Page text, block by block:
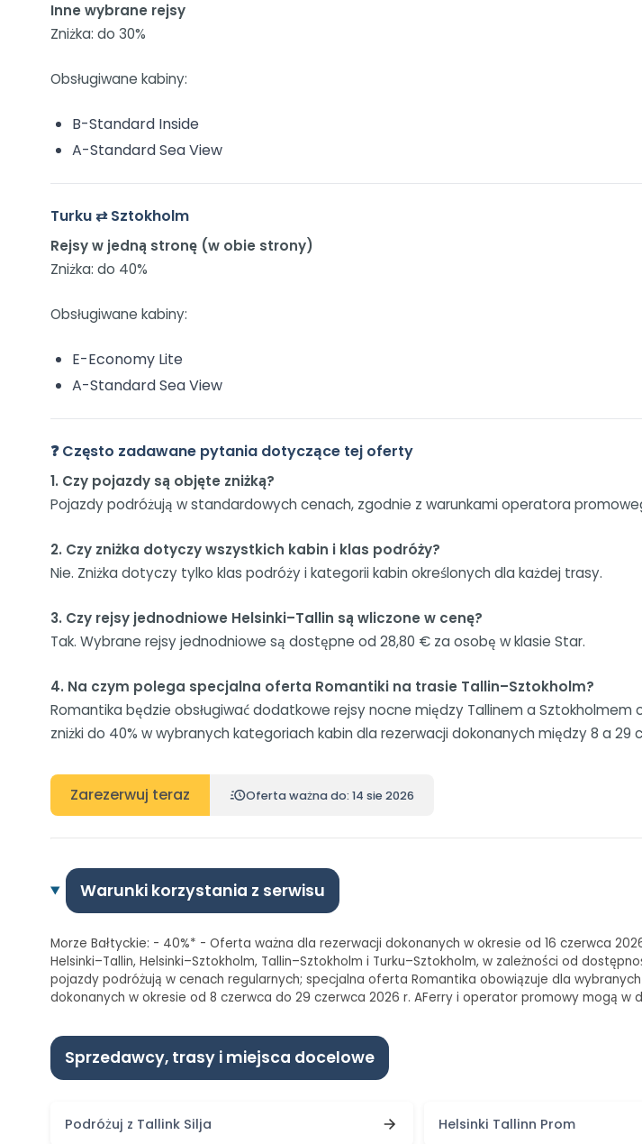
Inne wybrane rejsy
Zniżka: do 30%
Obsługiwane kabiny:
B-Standard Inside
A-Standard Sea View
Turku ⇄ Sztokholm
Rejsy w jedną stronę (w obie strony)
Zniżka: do 40%
Obsługiwane kabiny:
E-Economy Lite
A-Standard Sea View
❓ Często zadawane pytania dotyczące tej oferty
1. Czy pojazdy są objęte zniżką?
Pojazdy podróżują w standardowych cenach, zgodnie z warunkami operatora
2. Czy zniżka dotyczy wszystkich kabin i klas podróży?
Nie. Zniżka dotyczy tylko klas podróży i kategorii kabin określonych dla każdej trasy.
3. Czy rejsy jednodniowe Helsinki–Tallin są wliczone w cenę?
Tak. Wybrane rejsy jednodniowe są dostępne od 28,80 € za osobę w klasie Star.
4. Na czym polega specjalna oferta Romantiki na trasie Tallin–Sztokholm?
Romantika będzie obsługiwać dodatkowe rejsy nocne między Tallinem a
zniżki do 40% w wybranych kategoriach kabin dla rezerwacji dokonanych między 8 a 29
Zarezerwuj teraz Oferta ważna do: 14 sie 2026
Warunki korzystania z serwisu
Morze Bałtyckie: - 40%* - Oferta ważna dla rezerwacji dokonanych w okresie od 16 czerwca
Helsinki–Tallin, Helsinki–Sztokholm, Tallin–Sztokholm i Turku–Sztokholm, w zależności od
pojazdy podróżują w cenach regularnych; specjalna oferta Romantika obowiązuje dla
dokonanych w okresie od 8 czerwca do 29 czerwca 2026 r. AFerry i operator promowy mogą w
Sprzedawcy, trasy i miejsca docelowe
Podróżuj z Tallink Silja Helsinki Tallinn Prom